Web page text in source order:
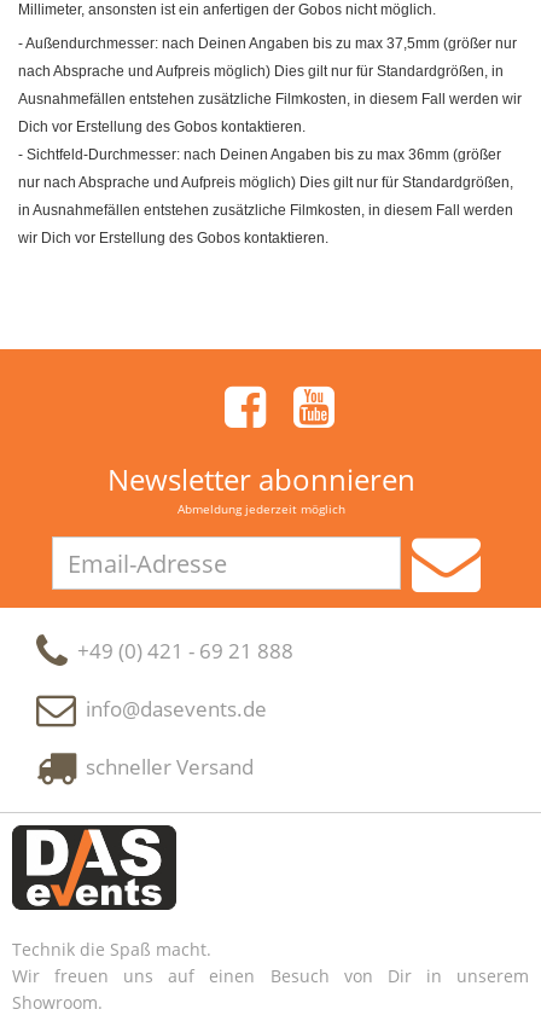
Millimeter, ansonsten ist ein anfertigen der Gobos nicht möglich.
- Außendurchmesser: nach Deinen Angaben bis zu max 37,5mm (größer nur
nach Absprache und Aufpreis möglich) Dies gilt nur für Standardgrößen, in
Ausnahmefällen entstehen zusätzliche Filmkosten, in diesem Fall werden wir
Dich vor Erstellung des Gobos kontaktieren.
- Sichtfeld-Durchmesser: nach Deinen Angaben bis zu max 36mm (größer
nur nach Absprache und Aufpreis möglich) Dies gilt nur für Standardgrößen,
in Ausnahmefällen entstehen zusätzliche Filmkosten, in diesem Fall werden
wir Dich vor Erstellung des Gobos kontaktieren.
Newsletter abonnieren
Abmeldung jederzeit möglich
Adresse
+49 (0) 421 - 69 21 888
info@dasevents.de
schneller Versand
Technik die Spaß macht.
Wir freuen uns auf einen Besuch von Dir in unserem
Showroom.